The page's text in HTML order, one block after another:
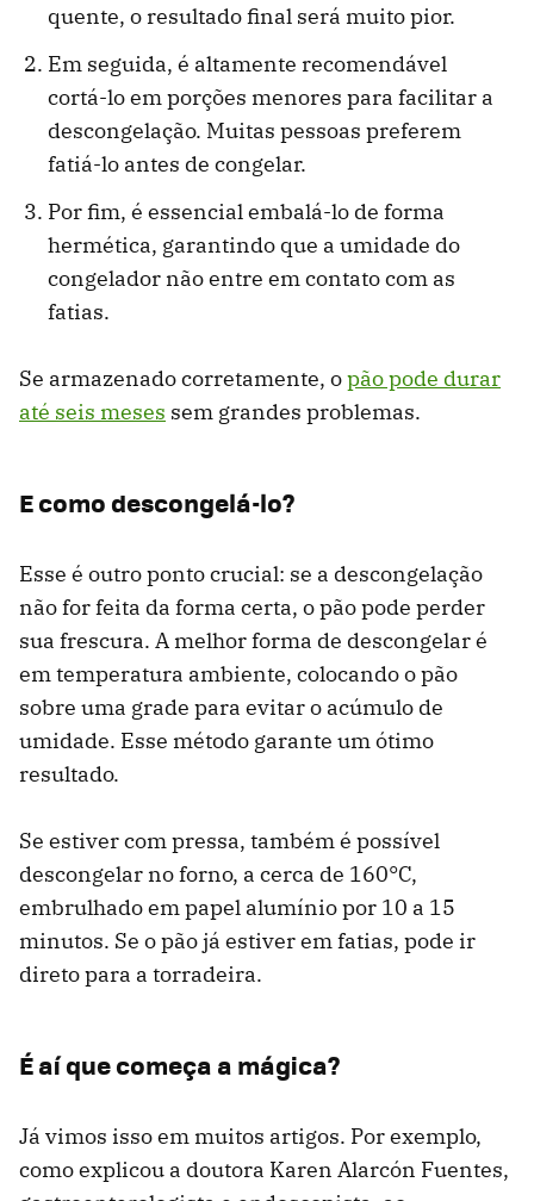
quente, o resultado final será muito pior.
Em seguida, é altamente recomendável
cortá-lo em porções menores para facilitar a
descongelação. Muitas pessoas preferem
fatiá-lo antes de congelar.
Por fim, é essencial embalá-lo de forma
hermética, garantindo que a umidade do
congelador não entre em contato com as
fatias.
Se armazenado corretamente, opão pode durar
até seis meses sem grandes problemas.
E como descongelá-lo?
Esse é outro ponto crucial: se a descongelação
não for feita da forma certa, o pão pode perder
sua frescura. A melhor forma de descongelar é
em temperatura ambiente, colocando o pão
sobre uma grade para evitar o acúmulo de
umidade. Esse método garante um ótimo
resultado.
Se estiver com pressa, também é possível
descongelar no forno, a cerca de 160°C,
embrulhado em papel alumínio por 10 a 15
minutos. Se o pão já estiver em fatias, pode ir
direto para a torradeira.
É aí que começa a mágica?
Já vimos isso em muitos artigos. Por exemplo,
como explicou a doutora Karen Alarcón Fuentes,